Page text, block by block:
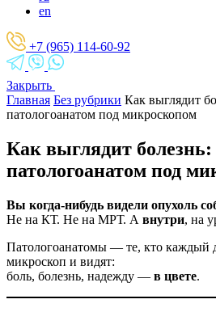
en
+7 (965) 114-60-92
Закрыть
Главная Без рубрики Как выглядит
патологоанатом под микроскопом
Как выглядит
патологоанатом под
Вы когда-нибудь видели опухоль
Не на КТ. Не на МРТ. А внутри, на
Патологоанатомы — те, кто каждый
микроскоп и видят:
боль, болезнь, надежду — в цвете.